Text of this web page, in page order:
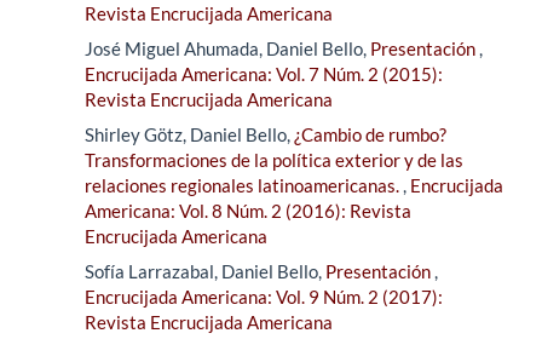
Revista Encrucijada Americana
José Miguel Ahumada, Daniel Bello, Presentación,
Encrucijada Americana: Vol. 7 Núm. 2 (2015):
Revista Encrucijada Americana
Shirley Götz, Daniel Bello, ¿Cambio de rumbo?
Transformaciones de la política exterior y de las
relaciones regionales latinoamericanas., Encrucijada
Americana: Vol. 8 Núm. 2 (2016): Revista
Encrucijada Americana
Sofía Larrazabal, Daniel Bello, Presentación,
Encrucijada Americana: Vol. 9 Núm. 2 (2017):
Revista Encrucijada Americana